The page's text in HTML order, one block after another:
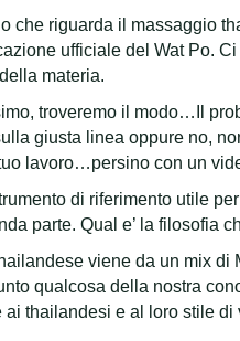
che riguarda il massaggio
ufficiale del Wat Po.
materia.
troveremo il modo…Il
giusta linea oppure no,
lavoro…persino con un
di riferimento utile
parte. Qual e’ la filosofia
viene da un mix
qualcosa della nostra
ai thailandesi e al loro stile